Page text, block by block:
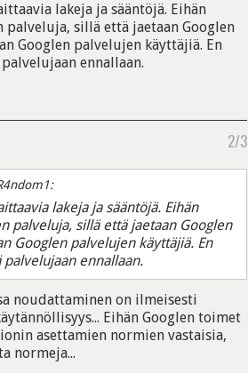
lakeja ja sääntöjä. Eihän
palveluja, sillä että jaetaan Googlen
Googlen palvelujen käyttäjiä. En
ennallaan.
2/3
lakeja ja sääntöjä. Eihän
palveluja, sillä että jaetaan Googlen
Googlen palvelujen käyttäjiä. En
ennallaan.
noudattaminen on ilmeisesti
Eihän Googlen toimet
asettamien normien vastaisia,
normeja...